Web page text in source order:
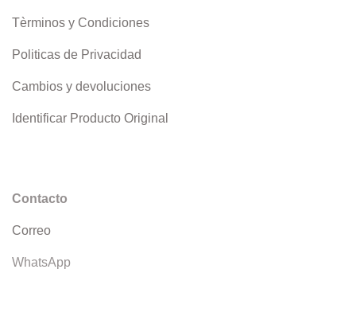
Tèrminos y Condiciones
Politicas de Privacidad
Cambios y devoluciones
Identificar Producto Original
Contacto
Correo
WhatsApp